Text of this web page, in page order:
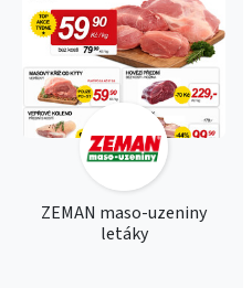
ZEMAN maso-uzeniny
letáky